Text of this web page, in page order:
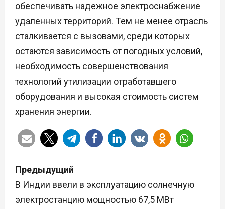
обеспечивать надежное электроснабжение
удаленных территорий. Тем не менее отрасль
сталкивается с вызовами, среди которых
остаются зависимость от погодных условий,
необходимость совершенствования
технологий утилизации отработавшего
оборудования и высокая стоимость систем
хранения энергии.
Н
а
Предыдущий
В Индии ввели в эксплуатацию солнечную
электростанцию мощностью 67,5 МВт